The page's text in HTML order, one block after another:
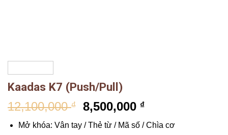
Kaadas K7 (Push/Pull)
12,100,000₫ 8,500,000 ₫
Mở khóa: Vân tay / Thẻ từ / Mã số / Chìa cơ